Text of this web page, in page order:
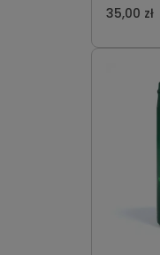
35,00 zł